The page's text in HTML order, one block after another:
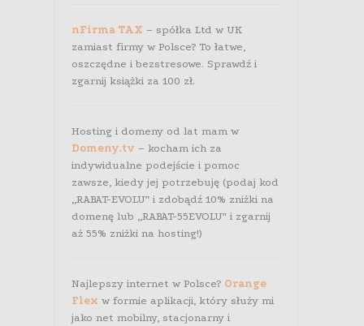
nFirma TAX – spółka Ltd w UK
zamiast firmy w Polsce? To łatwe,
oszczędne i bezstresowe. Sprawdź i
zgarnij książki za 100 zł.
Hosting i domeny od lat mam w
Domeny.tv – kocham ich za
indywidualne podejście i pomoc
zawsze, kiedy jej potrzebuję (podaj kod
„RABAT-EVOLU” i zdobądź 10% zniżki na
domenę lub „RABAT-55EVOLU” i zgarnij
aż 55% zniżki na hosting!)
Najlepszy internet w Polsce? Orange
Flex w formie aplikacji, który służy mi
jako net mobilny, stacjonarny i